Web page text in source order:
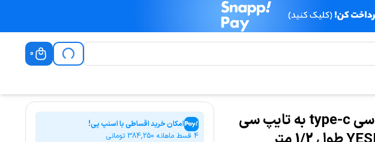
0
کابل شارژ (تبدیل) تایپ سی type-c به تایپ سی
امکان خرید اقساطی با اسنپ پی!
4 قسط ماهانه
384,250 تومانی